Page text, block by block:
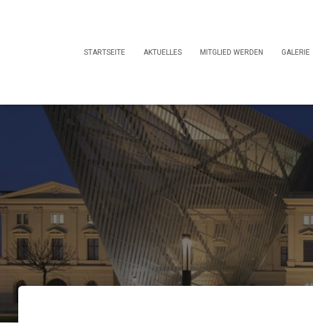
STARTSEITE AKTUELLES MITGLIED WERDEN GALERIE